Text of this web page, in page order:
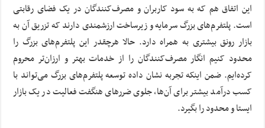
این اتفاق هم که به سود کاربران و مصرف‌کنندگان در یک فضای رقابتی
است. پلتفرم‌های بزرگ سرمایه و زیرساخت ارزشمندی دارند که تزریق آن به
بازار رونق بیشتری به همراه دارد. حالا هرچقدر این پلتفرم‌های بزرگ را
محدود کنیم انگار مصرف‌کنندگان را از خدمات بهتر و ارزان‌تر محروم
کرده‌ایم. ضمن اینکه تجربه نشان داده توسعه پلتفرم‌های بزرگ می‌تواند با
کسب درآمد بیشتر برای آن‌ها، جلوی ضرر‌های هنگفت فعالیت در یک بازار
ایستا و محدود را بگیرد.